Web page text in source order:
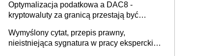
Optymalizacja podatkowa a DAC8 -
kryptowaluty za granicą przestają być
Wymyślony cytat, przepis prawny,
nieistniejąca sygnatura w pracy eksperckiej -